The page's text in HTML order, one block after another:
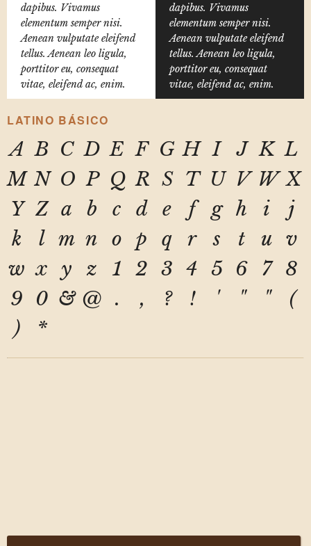
dapibus. Vivamus
elementum semper nisi.
Aenean vulputate eleifend
tellus. Aenean leo ligula,
porttitor eu, consequat
vitae, eleifend ac, enim.
dapibus. Vivamus
elementum semper nisi.
Aenean vulputate eleifend
tellus. Aenean leo ligula,
porttitor eu, consequat
vitae, eleifend ac, enim.
LATINO BÁSICO
A B C D E F G H I J K L
M N O P Q R S T U V W X
Y Z a b c d e f g h i
j
k
l m n o p q r s t u v
w x y z 1 2 3 4 5 6 7 8
9 0 & @ . , ? ! ' " "
(
)
*